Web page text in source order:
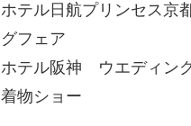
ホテル日航プリンセス
グフェア
ホテル阪神 ウエディン
着物ショー